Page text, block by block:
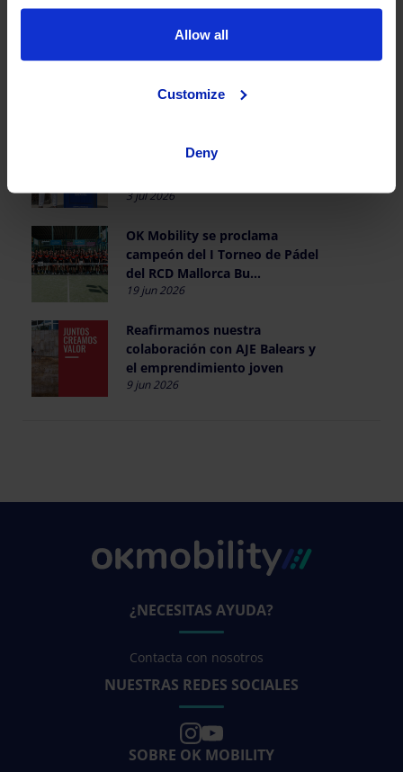
Allow all
Customize
Deny
17 jul 2026
celebración de la Fiesta Nacional
14 jul 2026
'Aquí se vive' de Turismo Que
3 jul 2026
OK Mobility se proclama
campeón del I Torneo de Pádel
del RCD Mallorca Bu...
19 jun 2026
Reafirmamos nuestra
colaboración con AJE Balears y
el emprendimiento joven
9 jun 2026
¿NECESITAS AYUDA?
Contacta con nosotros
NUESTRAS REDES SOCIALES
SOBRE OK MOBILITY